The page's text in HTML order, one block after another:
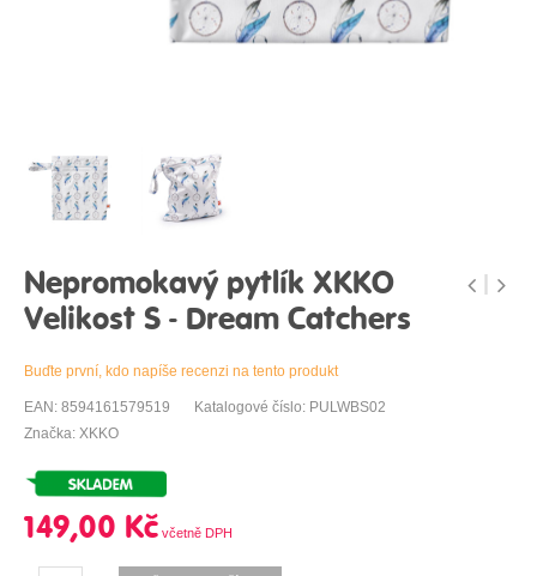
Nepromokavý pytlík XKKO
Velikost S - Dream Catchers
Buďte první, kdo napíše recenzi na tento produkt
EAN: 8594161579519
Katalogové číslo: PULWBS02
Značka: XKKO
149,00 Kč